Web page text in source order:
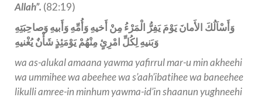
Allah”. (82:19)
وَأَسْاَلُكَ الأَمانَ يَوْمَ يَفِرُّ الْمَرْءُ مِنْ أَخيهِ وَأُمِّهِ وَأَبيهِ وَصاحِبَتِهِ
وَبَنيهِ لِكُلِّ امْرِئٍ مِنْهُمْ يَوْمَئِذٍ شَأْنٌ يُغْنيهِ
wa as-alukal amaana yawma yafirrul mar-u min akheehi
wa ummihee wa abeehee wa s’aah’ibatihee wa baneehee
likulli amree-in minhum yawma-id’in shaanun yughneehi